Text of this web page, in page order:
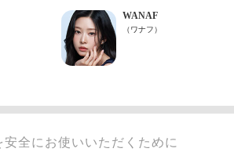
安全にお使いいただくために